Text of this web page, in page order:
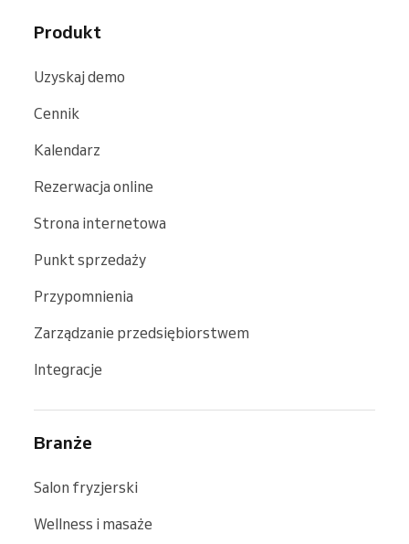
Produkt
Uzyskaj demo
Cennik
Kalendarz
Rezerwacja online
Strona internetowa
Punkt sprzedaży
Przypomnienia
Zarządzanie przedsiębiorstwem
Integracje
Branże
Salon fryzjerski
Wellness i masaże